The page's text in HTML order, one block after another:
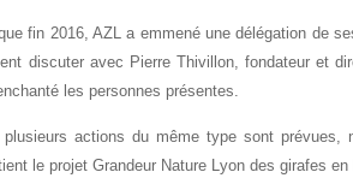
fin 2016, AZL a emmené une délégation de
discuter avec Pierre Thivillon, fondateur et
les personnes présentes.
plusieurs actions du même type sont
le projet Grandeur Nature Lyon des girafes